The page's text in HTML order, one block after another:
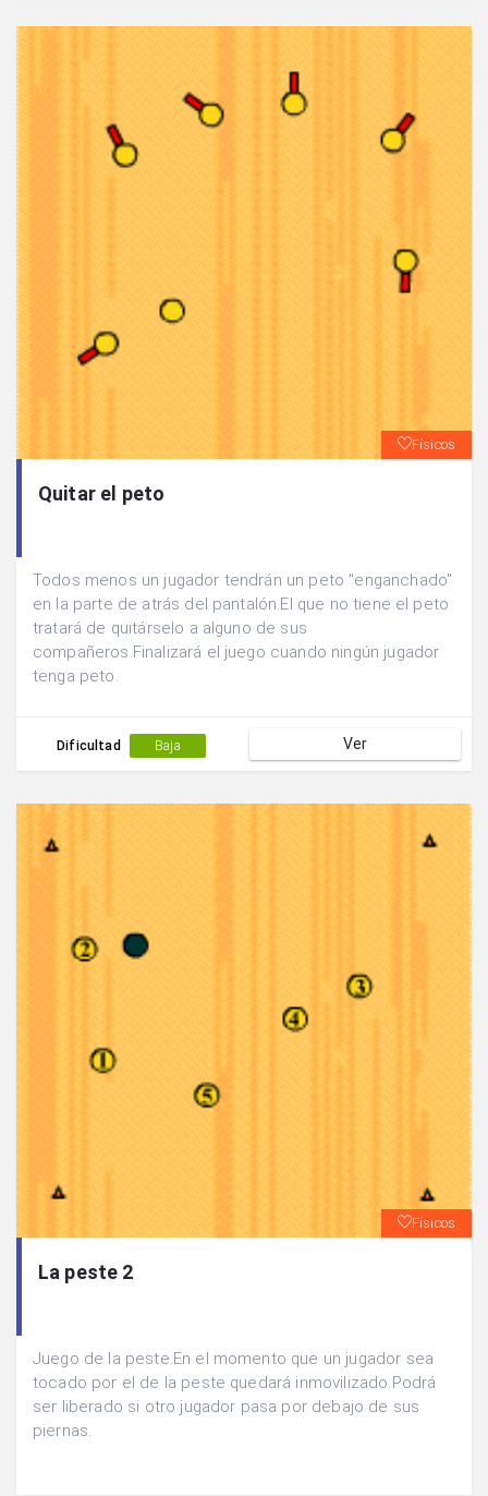
Físicos
Quitar el peto
Todos menos un jugador tendrán un peto "enganchado"
en la parte de atrás del pantalón.El que no tiene el peto
tratará de quitárselo a alguno de sus
compañeros.Finalizará el juego cuando ningún jugador
tenga peto.
Dificultad Baja Ver
Físicos
La peste 2
Juego de la peste.En el momento que un jugador sea
tocado por el de la peste quedará inmovilizado.Podrá
ser liberado si otro jugador pasa por debajo de sus
piernas.